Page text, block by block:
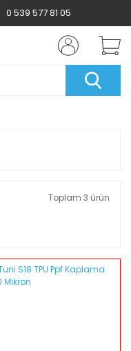
0 539 577 81 05
Toplam 3 ürün